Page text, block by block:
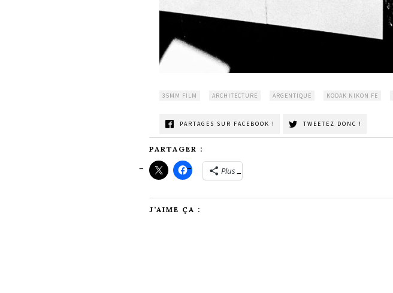
35MM FILM ARCHITECTURE ARGENTIQUE KODAK NIKON FE
PARTAGES SUR FACEBOOK ! TWEETEZ DONC !
PARTAGER :
Plus
J’AIME ÇA :